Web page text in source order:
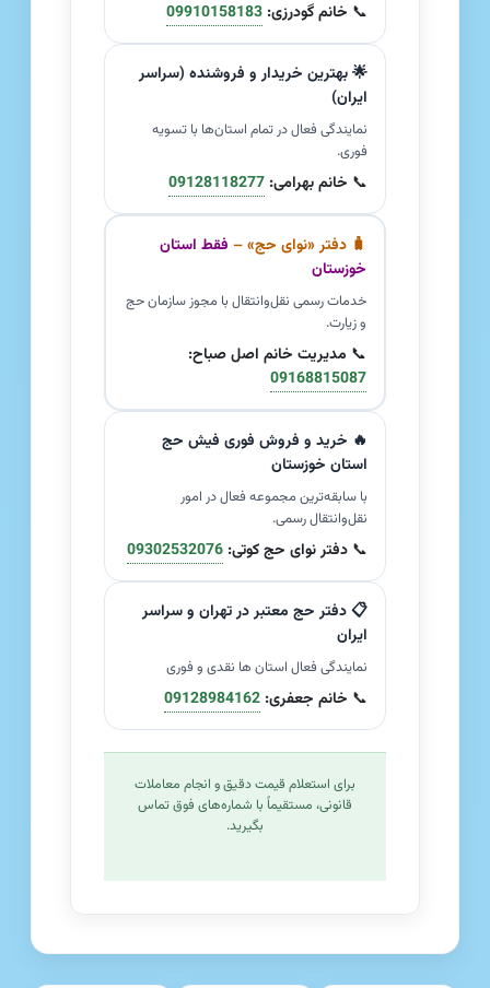
📞 خانم گودرزی: 09910158183
🌟 بهترین خریدار و فروشنده (سراسر
ایران)
نمایندگی فعال در تمام استان‌ها با تسویه
فوری.
📞 خانم بهرامی: 09128118277
🧳 دفتر «نوای حج» – فقط استان
خوزستان
خدمات رسمی نقل‌وانتقال با مجوز سازمان حج
و زیارت.
📞 مدیریت خانم اصل صباح:
09168815087
🔥 خرید و فروش فوری فیش حج
استان خوزستان
با سابقه‌ترین مجموعه فعال در امور
نقل‌وانتقال رسمی.
📞 دفتر نوای حج کوتی: 09302532076
📋 دفتر حج معتبر در تهران و سراسر
ایران
نمایندگی فعال استان ها نقدی و فوری
📞 خانم جعفری: 09128984162
برای استعلام قیمت دقیق و انجام معاملات
قانونی، مستقیماً با شماره‌های فوق تماس
بگیرید.